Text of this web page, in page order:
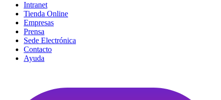
Intranet
Tienda Online
Empresas
Prensa
Sede Electrónica
Contacto
Ayuda